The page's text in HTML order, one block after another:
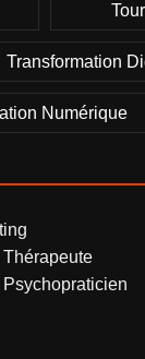
Transformation
Numérique
Thérapeute
Psychopraticien